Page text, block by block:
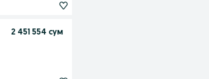
2 451 554 сум